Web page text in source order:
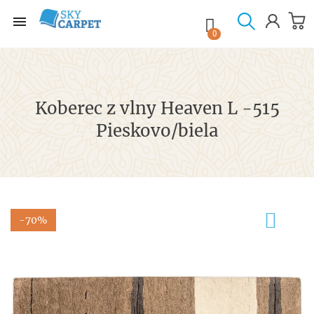
 shopping_cart

0
Koberec z vlny Heaven L -515
Pieskovo/biela
-70%